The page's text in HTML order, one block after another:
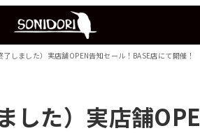
了しました）実店舗OPEN告知セール！BASE店にて開催！
した）実店舗